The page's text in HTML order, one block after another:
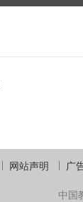
网站声明 广
中国